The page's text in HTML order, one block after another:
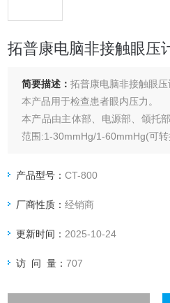
拓普康电脑非接触眼压
简要描述：拓普康电脑非接触眼压
本产品用于检查患者眼内压力。
本产品由主体部、电源部、颌托
范围:1-30mmHg/1-60mmHg(可转
产品型号：CT-800
厂商性质：经销商
更新时间： 2025-10-24
访 问 量：707